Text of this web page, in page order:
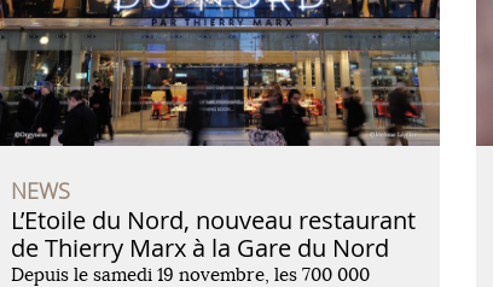
NEWS
L’Etoile du Nord, nouveau restaurant
de Thierry Marx à la Gare du Nord
Depuis le samedi 19 novembre, les 700 000